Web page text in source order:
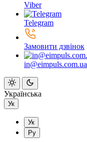
Viber
Telegram
Замовити дзвінок
in@eimpuls.com.ua
Українська
Ук
Ук
Ру